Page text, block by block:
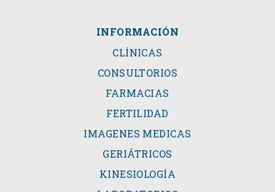
INFORMACIÓN
CLÍNICAS
CONSULTORIOS
FARMACIAS
FERTILIDAD
IMAGENES MEDICAS
GERIÁTRICOS
KINESIOLOGÍA